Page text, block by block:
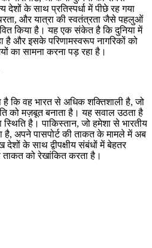
देशों के साथ प्रतिस्पर्धा में पीछे रह गया
और यात्रा की स्वतंत्रता जैसे पहलुओं
किया है। यह एक संकेत है कि दुनिया में
और इसके परिणामस्वरूप नागरिकों को
का सामना करना पड़ रहा है।
कि वह भारत से अधिक शक्तिशाली है, जो
को मज़बूत बनाता है। यह सवाल उठता है
स्थिति है। पाकिस्तान, जो हमेशा से भारतीय
है, अपने पासपोर्ट की ताकत के मामले में अब
के साथ द्वीपक्षीय संबंधों में बेहतर
ताकत को रेखांकित करता है।